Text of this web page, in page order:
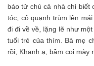
báo tử chú cả nhà chỉ biết
tóc, cô quạnh trùm lên
đi đi về về, lặng lẽ như
tuổi trẻ của thím. Bà mẹ
rồi, Khanh ạ, bầm coi mày